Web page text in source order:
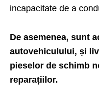
incapacitate de a
De asemenea, sunt
autovehiculului, și
pieselor de schimb
reparațiilor.